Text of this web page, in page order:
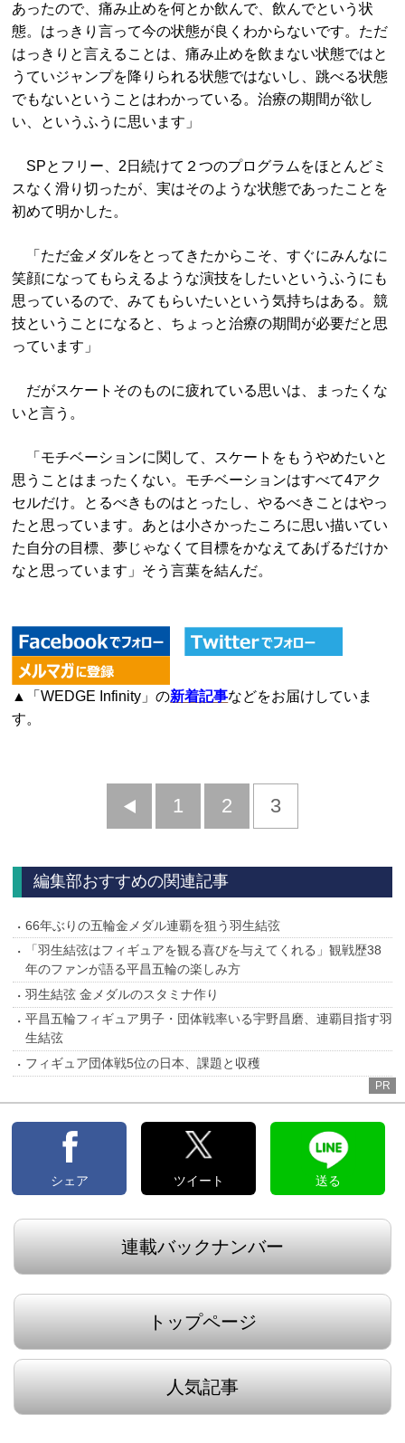
あったので、痛み止めを何とか飲んで、飲んでという状
態。はっきり言って今の状態が良くわからないです。ただ
はっきりと言えることは、痛み止めを飲まない状態ではと
うていジャンプを降りられる状態ではないし、跳べる状態
でもないということはわかっている。治療の期間が欲し
い、というふうに思います」
SPとフリー、2日続けて２つのプログラムをほとんどミ
スなく滑り切ったが、実はそのような状態であったことを
初めて明かした。
「ただ金メダルをとってきたからこそ、すぐにみんなに
笑顔になってもらえるような演技をしたいというふうにも
思っているので、みてもらいたいという気持ちはある。競
技ということになると、ちょっと治療の期間が必要だと思
っています」
だがスケートそのものに疲れている思いは、まったくな
いと言う。
「モチベーションに関して、スケートをもうやめたいと
思うことはまったくない。モチベーションはすべて4アク
セルだけ。とるべきものはとったし、やるべきことはやっ
たと思っています。あとは小さかったころに思い描いてい
た自分の目標、夢じゃなくて目標をかなえてあげるだけか
なと思っています」そう言葉を結んだ。
▲「WEDGE Infinity」の新着記事などをお届けしていま
す。
前
1 2 3
編集部おすすめの関連記事
66年ぶりの五輪金メダル連覇を狙う羽生結弦
「羽生結弦はフィギュアを観る喜びを与えてくれる」観戦歴38
年のファンが語る平昌五輪の楽しみ方
羽生結弦 金メダルのスタミナ作り
平昌五輪フィギュア男子・団体戦率いる宇野昌磨、連覇目指す羽
生結弦
フィギュア団体戦5位の日本、課題と収穫
PR
シェア ツイート 送る
連載バックナンバー
トップページ
人気記事